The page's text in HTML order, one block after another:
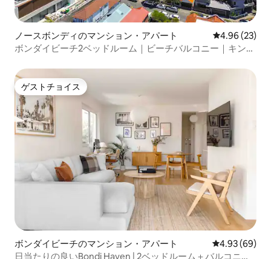
ノースボンディのマンション・アパート レビュー23
4.96 (23)
ボンダイビーチ2ベッドルーム｜ビーチバルコニー｜キング
ゲストチョイス
ゲストチョイス
ボンダイビーチのマンション・アパート レビュー69
4.93 (69)
日当たりの良いBondi Haven | 2ベッドルーム＋バルコニー